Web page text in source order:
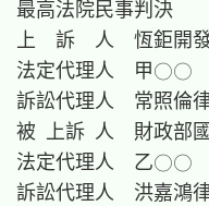
最高法院民事判決　
上　訴　人　恆鉅開
法定代理人　甲○○
訴訟代理人　常照倫
被 上訴 人　財政部
法定代理人　乙○○
訴訟代理人　洪嘉鴻